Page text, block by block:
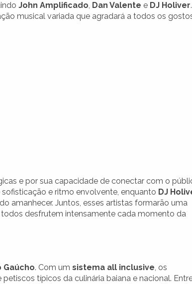
John Amplificado, Dan Valente e DJ Holiver.
musical variada que agradará a todos os
e por sua capacidade de conectar com o
e ritmo envolvente, enquanto DJ
amanhecer. Juntos, esses artistas formarão uma
desfrutem intensamente cada momento da
Gaúcho. Com um sistema all inclusive, os
típicos da culinária baiana e nacional.